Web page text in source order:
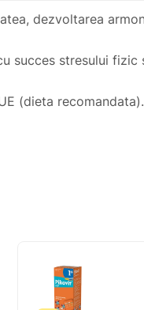
dezvoltarea
succes stresului fizic
(dieta recomandata).